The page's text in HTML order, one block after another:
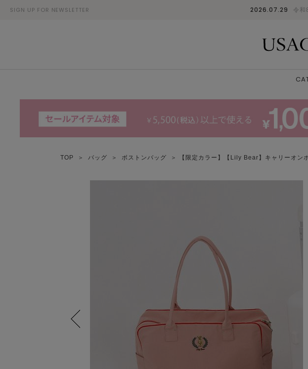
SIGN UP FOR NEWSLETTER 2026.07.29 令和
TOP ＞ バッグ ＞ ボストンバッグ ＞ 【限定カラー】【Lily Bear】キャリーオン